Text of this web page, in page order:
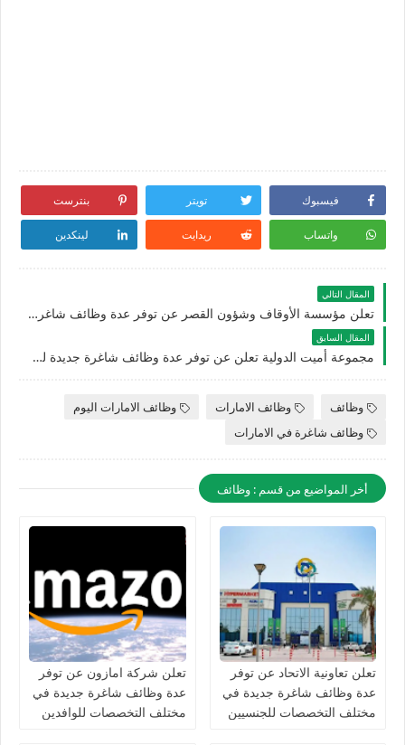
فيسبوك تويتر بنترست
واتساب ريدايت لينكدين
المقال التالي
تعلن مؤسسة الأوقاف وشؤون القصر عن توفر عدة وظائف شاغرة جديدة للجنسيين بدبي في الامارات
المقال السابق
مجموعة أميت الدولية تعلن عن توفر عدة وظائف شاغرة جديدة لمختلف التخصصات للجنسيين بدبي في الامارات
وظائف وظائف الامارات
وظائف الامارات اليوم
وظائف شاغرة في الامارات
أخر المواضيع من قسم : وظائف
تعلن تعاونية الاتحاد عن توفر
عدة وظائف شاغرة جديدة في
مختلف التخصصات للجنسيين
تعلن شركة امازون عن توفر
عدة وظائف شاغرة جديدة في
مختلف التخصصات للوافدين